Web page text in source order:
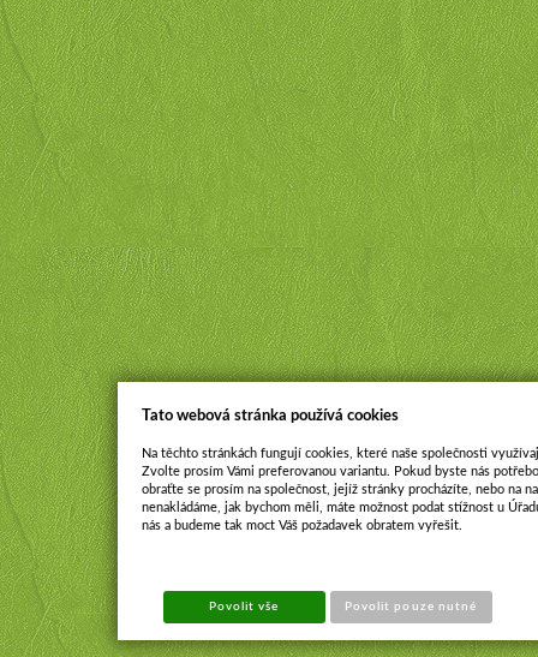
Tato webová stránka používá cookies
Na těchto stránkách fungují cookies, které naše společnosti
Zvolte prosím Vámi preferovanou variantu. Pokud byste nás
obraťte se prosím na společnost, jejíž stránky procházíte, nebo na
nenakládáme, jak bychom měli, máte možnost podat stížnost u
nás a budeme tak moct Váš požadavek obratem vyřešit.
Povolit vše Povolit pouze nutné